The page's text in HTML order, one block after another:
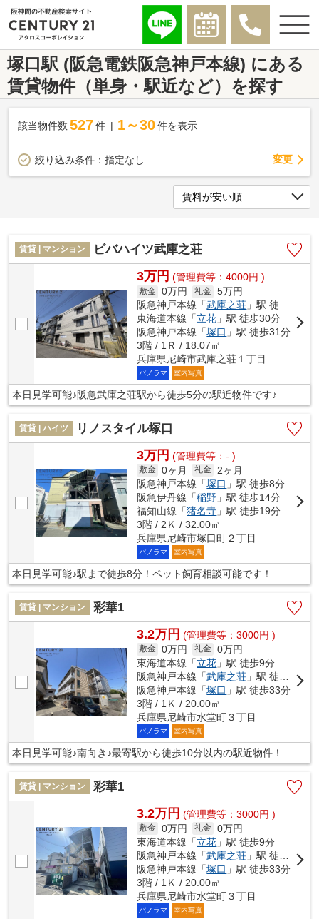
塚口駅 (阪急電鉄阪急神戸本線) にある
賃貸物件（単身・駅近など）を探す
該当物件数 527件 1～30 件を表示
絞り込み条件： 指定なし 変更
賃貸 | マンション ビバハイツ武庫之荘
3万円 (管理費等：4000円 )
敷金 0万円 礼金 5万円
阪急神戸本線「武庫之荘 」駅 徒歩5分
東海道本線「立花 」駅 徒歩30分
阪急神戸本線「塚口 」駅 徒歩31分
3階 / 1Ｒ / 18.07㎡
兵庫県尼崎市武庫之荘１丁目
パノラマ 室内写真
本日見学可能♪阪急武庫之荘駅から徒歩5分の駅近物件です♪
賃貸 | ハイツ リノスタイル塚口
3万円 (管理費等：- )
敷金 0ヶ月 礼金
2ヶ月
阪急神戸本線「塚口 」駅 徒歩8分
阪急伊丹線「稲野 」駅 徒歩14分
福知山線「猪名寺 」駅 徒歩19分
3階 / 2Ｋ / 32.00㎡
兵庫県尼崎市塚口町２丁目
パノラマ 室内写真
本日見学可能♪駅まで徒歩8分！ペット飼育相談可能です！
賃貸 | マンション 彩華1
3.2万円 (管理費等：3000円 )
敷金 0万円 礼金 0万円
東海道本線「立花 」駅 徒歩9分
阪急神戸本線「武庫之荘 」駅 徒歩18分
阪急神戸本線「塚口 」駅 徒歩33分
3階 / 1Ｋ / 20.00㎡
兵庫県尼崎市水堂町３丁目
パノラマ 室内写真
本日見学可能♪南向き♪最寄駅から徒歩10分以内の駅近物件！
賃貸 | マンション 彩華1
3.2万円 (管理費等：3000円 )
敷金 0万円 礼金 0万円
東海道本線「立花 」駅 徒歩9分
阪急神戸本線「武庫之荘 」駅 徒歩18分
阪急神戸本線「塚口 」駅 徒歩33分
3階 / 1Ｋ / 20.00㎡
兵庫県尼崎市水堂町３丁目
パノラマ 室内写真